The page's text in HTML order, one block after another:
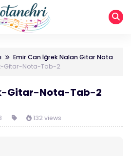
Emir Can İğrek Nalan Gitar Nota
Gitar-Nota-Tab-2
Gitar-Nota-Tab-2
132 views